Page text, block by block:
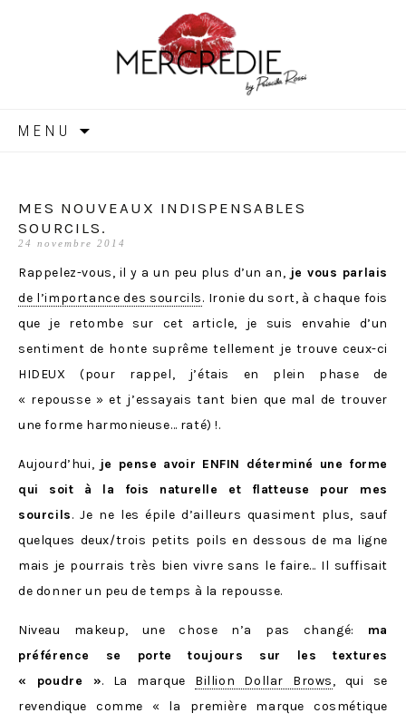
MERCREDIE
MENU
MES NOUVEAUX INDISPENSABLES
SOURCILS.
24 novembre 2014
Rappelez-vous, il y a un peu plus d’un an, je vous parlais
de l’importance des sourcils. Ironie du sort, à chaque fois
que je retombe sur cet article, je suis envahie d’un
sentiment de honte suprême tellement je trouve ceux-ci
HIDEUX (pour rappel, j’étais en plein phase de
« repousse » et j’essayais tant bien que mal de trouver
une forme harmonieuse… raté) !.
Aujourd’hui, je pense avoir ENFIN déterminé une forme
qui soit à la fois naturelle et flatteuse pour mes
sourcils. Je ne les épile d’ailleurs quasiment plus, sauf
quelques deux/trois petits poils en dessous de ma ligne
mais je pourrais très bien vivre sans le faire… Il suffisait
de donner un peu de temps à la repousse.
Niveau makeup, une chose n’a pas changé: ma
préférence se porte toujours sur les textures
« poudre ». La marque Billion Dollar Brows, qui se
revendique comme « la première marque cosmétique